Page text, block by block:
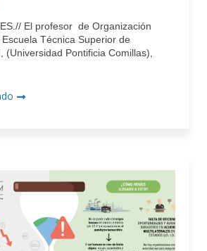
El profesor de Organización
Técnica Superior de
(Universidad Pontificia Comillas),